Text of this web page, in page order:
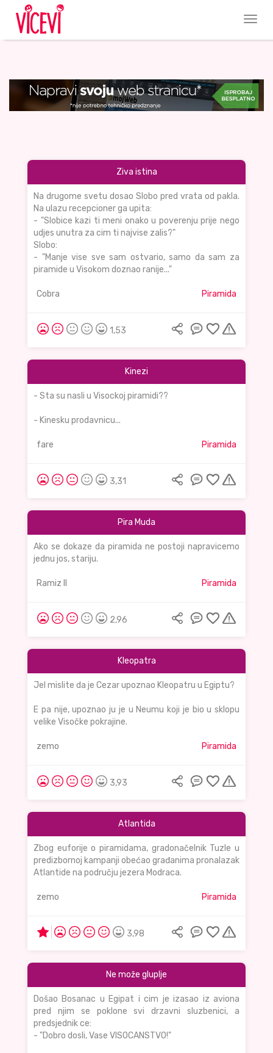
Ziva istina
Na drugome svetu dosao Slobo pred vrata od pakla.
Na ulazu recepcioner ga upita:
- "Slobice kazi ti meni onako u poverenju prije nego
udjes unutra za cim ti najvise zalis?"
Slobo:
- "Manje vise sve sam ostvario, samo da sam za
piramide u Visokom doznao ranije..."
Cobra Piramida
1,53
Kinezi
- Sta su nasli u Visockoj piramidi??
- Kinesku prodavnicu...
fare Piramida
3,31
Pira Muda
Ako se dokaze da piramida ne postoji napravicemo
jednu jos, stariju.
Ramiz II Piramida
2,96
Kleopatra
Jel mislite da je Cezar upoznao Kleopatru u Egiptu?
E pa nije, upoznao ju je u Neumu koji je bio u sklopu
velike Visočke pokrajine.
zemo Piramida
3,93
Atlantida
Zbog euforije o piramidama, gradonačelnik Tuzle u
predizbornoj kampanji obećao građanima pronalazak
Atlantide na području jezera Modraca.
zemo Piramida
3,98
Ne može gluplje
Došao Bosanac u Egipat i cim je izasao iz aviona
pred njim se poklone svi drzavni sluzbenici, a
predsjednik ce:
- "Dobro dosli, Vase VISOCANSTVO!"